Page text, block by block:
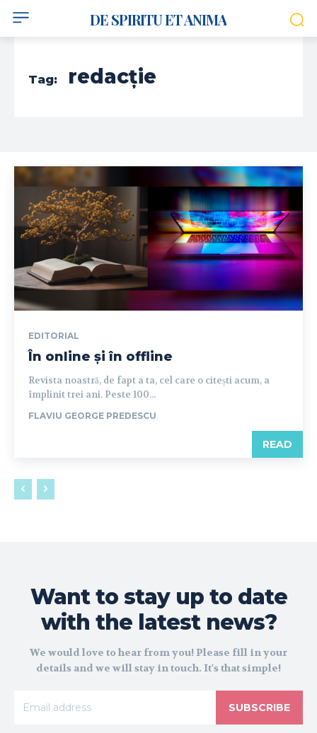
DE SPIRITU ET ANIMA
Tag: redacție
EDITORIAL
În online și în offline
Revista noastră, de fapt a ta, cel care o citești acum, a
împlinit trei ani. Peste 100...
FLAVIU GEORGE PREDESCU
READ
Want to stay up to date
with the latest news?
We would love to hear from you! Please fill in your
details and we will stay in touch. It's that simple!
SUBSCRIBE